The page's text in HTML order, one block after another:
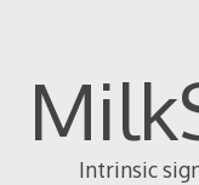
Intrinsic